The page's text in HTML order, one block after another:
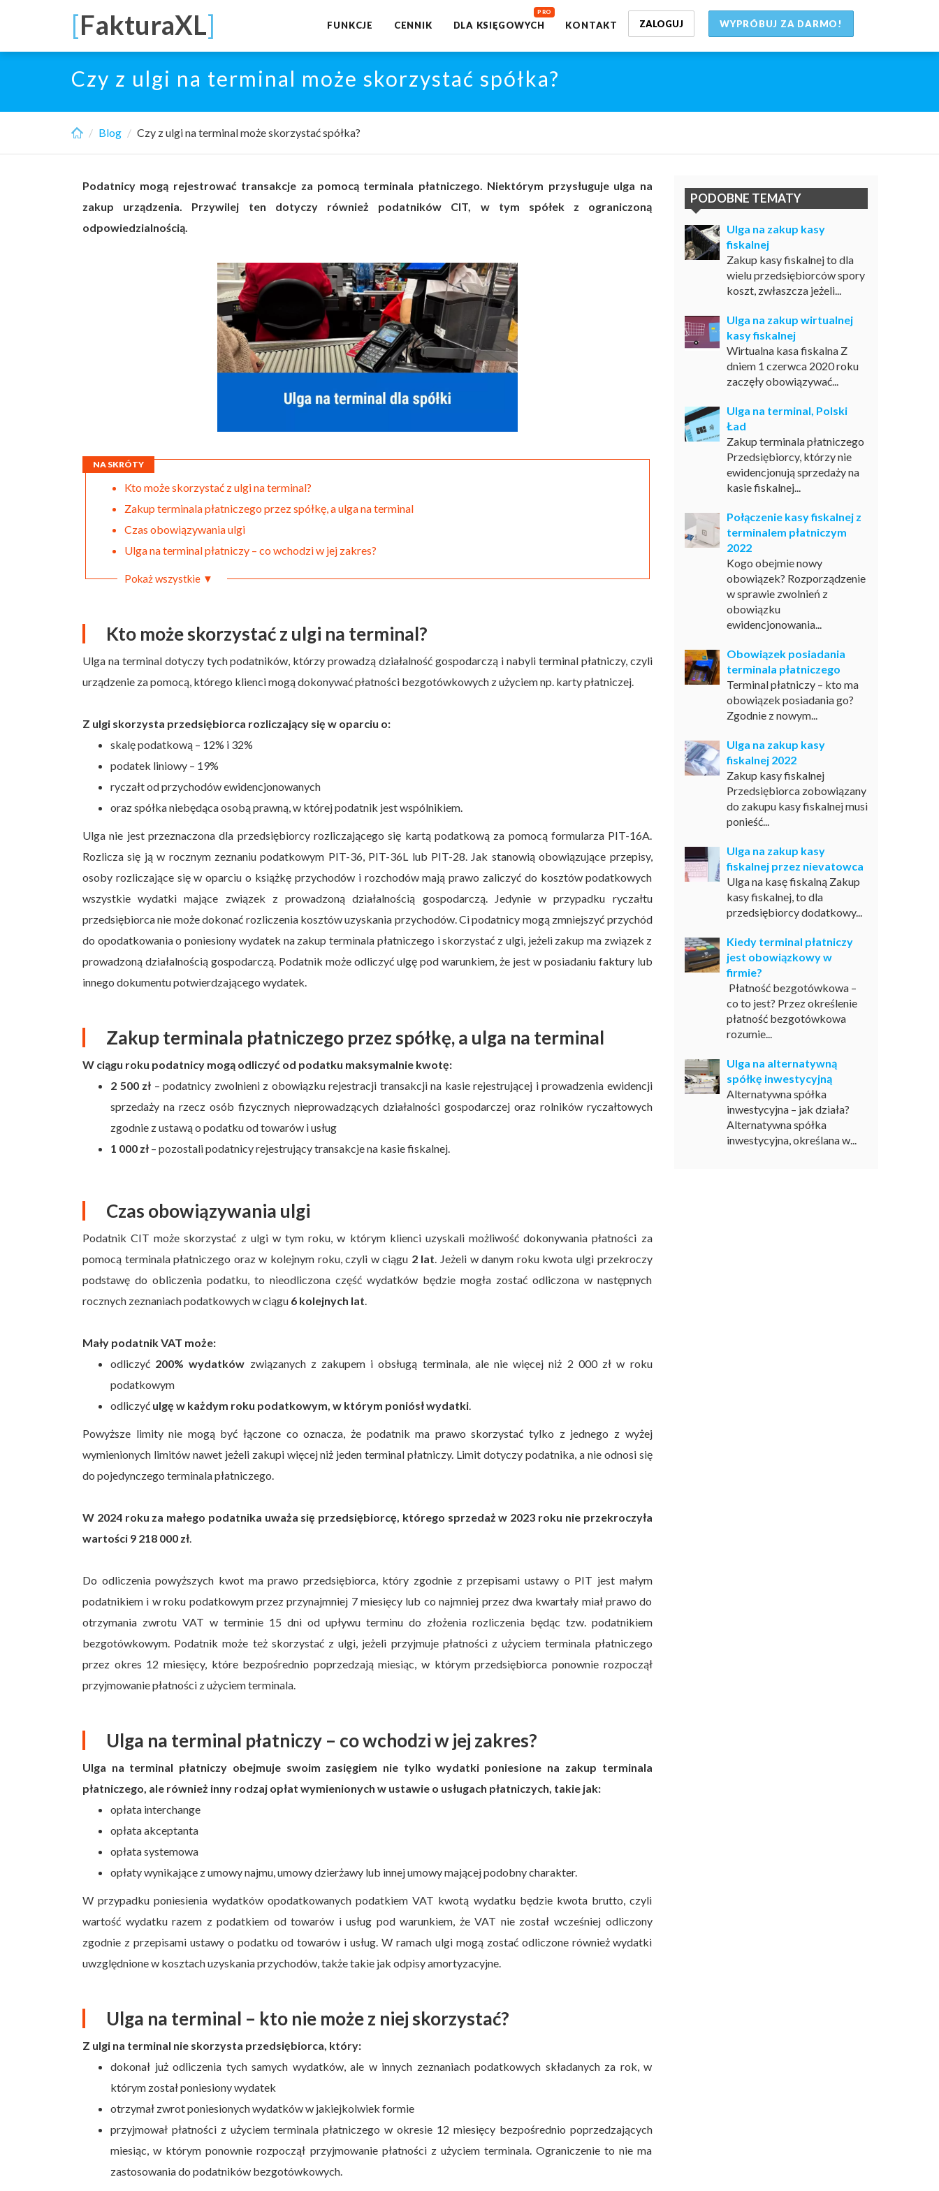
main
[FakturaXL] WYPRÓBUJ ZA DARMO!
ZALOGUJ
FUNKCJE CENNIK DLA KSIĘGOWYCH KONTAKT
Czy z ulgi na terminal może skorzystać spółka?
Blog Czy z ulgi na terminal może skorzystać spółka?
Podatnicy mogą rejestrować transakcje za pomocą terminala płatniczego. Niektórym przysługuje ulga na
zakup urządzenia. Przywilej ten dotyczy również podatników CIT, w tym spółek z ograniczoną
odpowiedzialnością.
NA SKRÓTY
Kto może skorzystać z ulgi na terminal?
Zakup terminala płatniczego przez spółkę, a ulga na terminal
Czas obowiązywania ulgi
Ulga na terminal płatniczy – co wchodzi w jej zakres?
Pokaż wszystkie ▼
Kto może skorzystać z ulgi na terminal?
Ulga na terminal dotyczy tych podatników, którzy prowadzą działalność gospodarczą i nabyli terminal płatniczy, czyli
urządzenie za pomocą, którego klienci mogą dokonywać płatności bezgotówkowych z użyciem np. karty płatniczej.
Z ulgi skorzysta przedsiębiorca rozliczający się w oparciu o:
skalę podatkową – 12% i 32%
podatek liniowy – 19%
ryczałt od przychodów ewidencjonowanych
oraz spółka niebędąca osobą prawną, w której podatnik jest wspólnikiem.
Ulga nie jest przeznaczona dla przedsiębiorcy rozliczającego się kartą podatkową za pomocą formularza PIT-16A.
Rozlicza się ją w rocznym zeznaniu podatkowym PIT-36, PIT-36L lub PIT-28. Jak stanowią obowiązujące przepisy,
osoby rozliczające się w oparciu o książkę przychodów i rozchodów mają prawo zaliczyć do kosztów podatkowych
wszystkie wydatki mające związek z prowadzoną działalnością gospodarczą. Jedynie w przypadku ryczałtu
przedsiębiorca nie może dokonać rozliczenia kosztów uzyskania przychodów. Ci podatnicy mogą zmniejszyć przychód
do opodatkowania o poniesiony wydatek na zakup terminala płatniczego i skorzystać z ulgi, jeżeli zakup ma związek z
prowadzoną działalnością gospodarczą. Podatnik może odliczyć ulgę pod warunkiem, że jest w posiadaniu faktury lub
innego dokumentu potwierdzającego wydatek.
Zakup terminala płatniczego przez spółkę, a ulga na terminal
W ciągu roku podatnicy mogą odliczyć od podatku maksymalnie kwotę:
2 500 zł – podatnicy zwolnieni z obowiązku rejestracji transakcji na kasie rejestrującej i prowadzenia ewidencji
sprzedaży na rzecz osób fizycznych nieprowadzących działalności gospodarczej oraz rolników ryczałtowych
zgodnie z ustawą o podatku od towarów i usług
1 000 zł – pozostali podatnicy rejestrujący transakcje na kasie fiskalnej.
Czas obowiązywania ulgi
Podatnik CIT może skorzystać z ulgi w tym roku, w którym klienci uzyskali możliwość dokonywania płatności za
pomocą terminala płatniczego oraz w kolejnym roku, czyli w ciągu 2 lat. Jeżeli w danym roku kwota ulgi przekroczy
podstawę do obliczenia podatku, to nieodliczona część wydatków będzie mogła zostać odliczona w następnych
rocznych zeznaniach podatkowych w ciągu 6 kolejnych lat.
Mały podatnik VAT może:
odliczyć 200% wydatków związanych z zakupem i obsługą terminala, ale nie więcej niż 2 000 zł w roku
podatkowym
odliczyć ulgę w każdym roku podatkowym, w którym poniósł wydatki.
Powyższe limity nie mogą być łączone co oznacza, że podatnik ma prawo skorzystać tylko z jednego z wyżej
wymienionych limitów nawet jeżeli zakupi więcej niż jeden terminal płatniczy. Limit dotyczy podatnika, a nie odnosi się
do pojedynczego terminala płatniczego.
W 2024 roku za małego podatnika uważa się przedsiębiorcę, którego sprzedaż w 2023 roku nie przekroczyła
wartości 9 218 000 zł.
Do odliczenia powyższych kwot ma prawo przedsiębiorca, który zgodnie z przepisami ustawy o PIT jest małym
podatnikiem i w roku podatkowym przez przynajmniej 7 miesięcy lub co najmniej przez dwa kwartały miał prawo do
otrzymania zwrotu VAT w terminie 15 dni od upływu terminu do złożenia rozliczenia będąc tzw. podatnikiem
bezgotówkowym. Podatnik może też skorzystać z ulgi, jeżeli przyjmuje płatności z użyciem terminala płatniczego
przez okres 12 miesięcy, które bezpośrednio poprzedzają miesiąc, w którym przedsiębiorca ponownie rozpoczął
przyjmowanie płatności z użyciem terminala.
Ulga na terminal płatniczy – co wchodzi w jej zakres?
Ulga na terminal płatniczy obejmuje swoim zasięgiem nie tylko wydatki poniesione na zakup terminala
płatniczego, ale również inny rodzaj opłat wymienionych w ustawie o usługach płatniczych, takie jak:
opłata interchange
opłata akceptanta
opłata systemowa
opłaty wynikające z umowy najmu, umowy dzierżawy lub innej umowy mającej podobny charakter.
W przypadku poniesienia wydatków opodatkowanych podatkiem VAT kwotą wydatku będzie kwota brutto, czyli
wartość wydatku razem z podatkiem od towarów i usług pod warunkiem, że VAT nie został wcześniej odliczony
zgodnie z przepisami ustawy o podatku od towarów i usług. W ramach ulgi mogą zostać odliczone również wydatki
uwzględnione w kosztach uzyskania przychodów, także takie jak odpisy amortyzacyjne.
Ulga na terminal – kto nie może z niej skorzystać?
Z ulgi na terminal nie skorzysta przedsiębiorca, który:
dokonał już odliczenia tych samych wydatków, ale w innych zeznaniach podatkowych składanych za rok, w
którym został poniesiony wydatek
otrzymał zwrot poniesionych wydatków w jakiejkolwiek formie
przyjmował płatności z użyciem terminala płatniczego w okresie 12 miesięcy bezpośrednio poprzedzających
miesiąc, w którym ponownie rozpoczął przyjmowanie płatności z użyciem terminala. Ograniczenie to nie ma
zastosowania do podatników bezgotówkowych.
PODOBNE TEMATY
Ulga na zakup kasy
fiskalnej
Zakup kasy fiskalnej to dla
wielu przedsiębiorców spory
koszt, zwłaszcza jeżeli...
Ulga na zakup wirtualnej
kasy fiskalnej
Wirtualna kasa fiskalna Z
dniem 1 czerwca 2020 roku
zaczęły obowiązywać...
Ulga na terminal, Polski
Ład
Zakup terminala płatniczego
Przedsiębiorcy, którzy nie
ewidencjonują sprzedaży na
kasie fiskalnej...
Połączenie kasy fiskalnej z
terminalem płatniczym
2022
Kogo obejmie nowy
obowiązek? Rozporządzenie
w sprawie zwolnień z
obowiązku
ewidencjonowania...
Obowiązek posiadania
terminala płatniczego
Terminal płatniczy – kto ma
obowiązek posiadania go?
Zgodnie z nowym...
Ulga na zakup kasy
fiskalnej 2022
Zakup kasy fiskalnej
Przedsiębiorca zobowiązany
do zakupu kasy fiskalnej musi
ponieść...
Ulga na zakup kasy
fiskalnej przez nievatowca
Ulga na kasę fiskalną Zakup
kasy fiskalnej, to dla
przedsiębiorcy dodatkowy...
Kiedy terminal płatniczy
jest obowiązkowy w
firmie?
Płatność bezgotówkowa –
co to jest? Przez określenie
płatność bezgotówkowa
rozumie...
Ulga na alternatywną
spółkę inwestycyjną
Alternatywna spółka
inwestycyjna – jak działa?
Alternatywna spółka
inwestycyjna, określana w...